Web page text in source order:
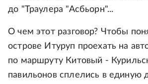
до "Траулера "Асбьорн"...
О чем этот разговор? Чтобы
острове Итуруп проехать на
по маршруту Китовый -
павильонов сплелись в единую